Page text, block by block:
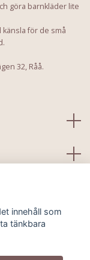
göra barnkläder lite
för de små
32, Råå.
innehåll som
tänkbara